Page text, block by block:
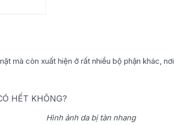
mà còn xuất hiện ở rất nhiều bộ phận khác,
Hình ảnh da bị tàn nhang